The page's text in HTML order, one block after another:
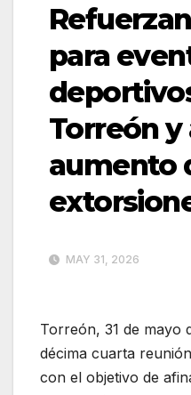
para
Torreón
aumento
MAY 31, 2026
Torreón, 31 de mayo
décima cuarta
con el objetivo de